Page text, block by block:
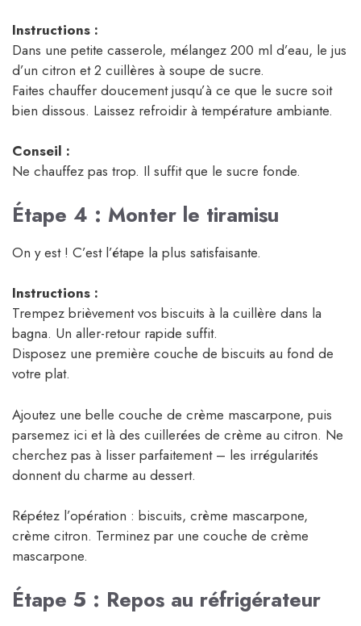
Instructions :
Dans une petite casserole, mélangez 200 ml d’eau, le jus
d’un citron et 2 cuillères à soupe de sucre.
Faites chauffer doucement jusqu’à ce que le sucre soit
bien dissous. Laissez refroidir à température ambiante.
Conseil :
Ne chauffez pas trop. Il suffit que le sucre fonde.
Étape 4 : Monter le tiramisu
On y est ! C’est l’étape la plus satisfaisante.
Instructions :
Trempez brièvement vos biscuits à la cuillère dans la
bagna. Un aller-retour rapide suffit.
Disposez une première couche de biscuits au fond de
votre plat.
Ajoutez une belle couche de crème mascarpone, puis
parsemez ici et là des cuillerées de crème au citron. Ne
cherchez pas à lisser parfaitement – les irrégularités
donnent du charme au dessert.
Répétez l’opération : biscuits, crème mascarpone,
crème citron. Terminez par une couche de crème
mascarpone.
Étape 5 : Repos au réfrigérateur